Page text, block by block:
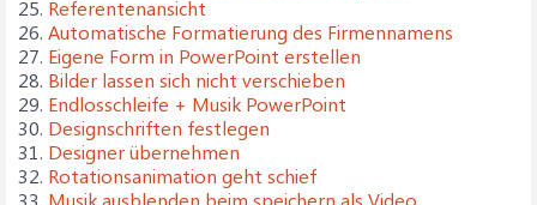
25. Referentenansicht
26. Automatische Formatierung des Firmennamens
27. Eigene Form in PowerPoint erstellen
28. Bilder lassen sich nicht verschieben
29. Endlosschleife + Musik PowerPoint
30. Designschriften festlegen
31. Designer übernehmen
32. Rotationsanimation geht schief
33. Musik ausblenden beim speichern als Video